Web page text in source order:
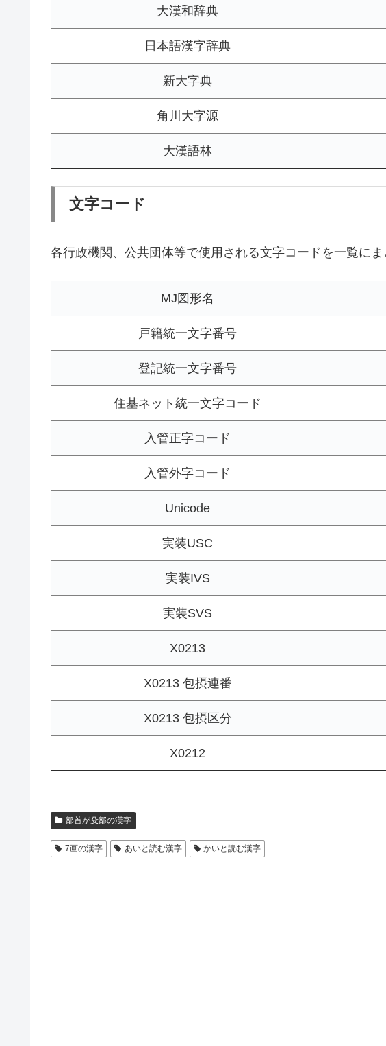
大漢和辞典
日本語漢字辞典
新大字典
角川大字源
大漢語林
文字コード
各行政機関、公共団体等で使用される文字コードを一覧にま
MJ図形名
戸籍統一文字番号
登記統一文字番号
住基ネット統一文字コード
入管正字コード
入管外字コード
Unicode
実装USC
実装IVS
実装SVS
X0213
X0213 包摂連番
X0213 包摂区分
X0212
部首が殳部の漢字
7画の漢字 あいと読む漢字 かいと読む漢字